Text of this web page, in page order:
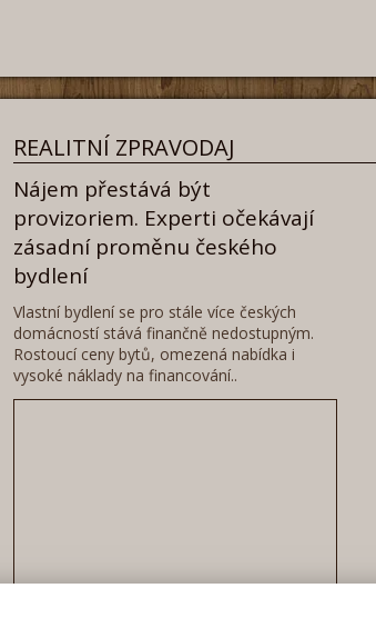
REALITNÍ ZPRAVODAJ
Nájem přestává být
provizoriem. Experti očekávají
zásadní proměnu českého
bydlení
Vlastní bydlení se pro stále více českých
domácností stává finančně nedostupným.
Rostoucí ceny bytů, omezená nabídka i
vysoké náklady na financování..